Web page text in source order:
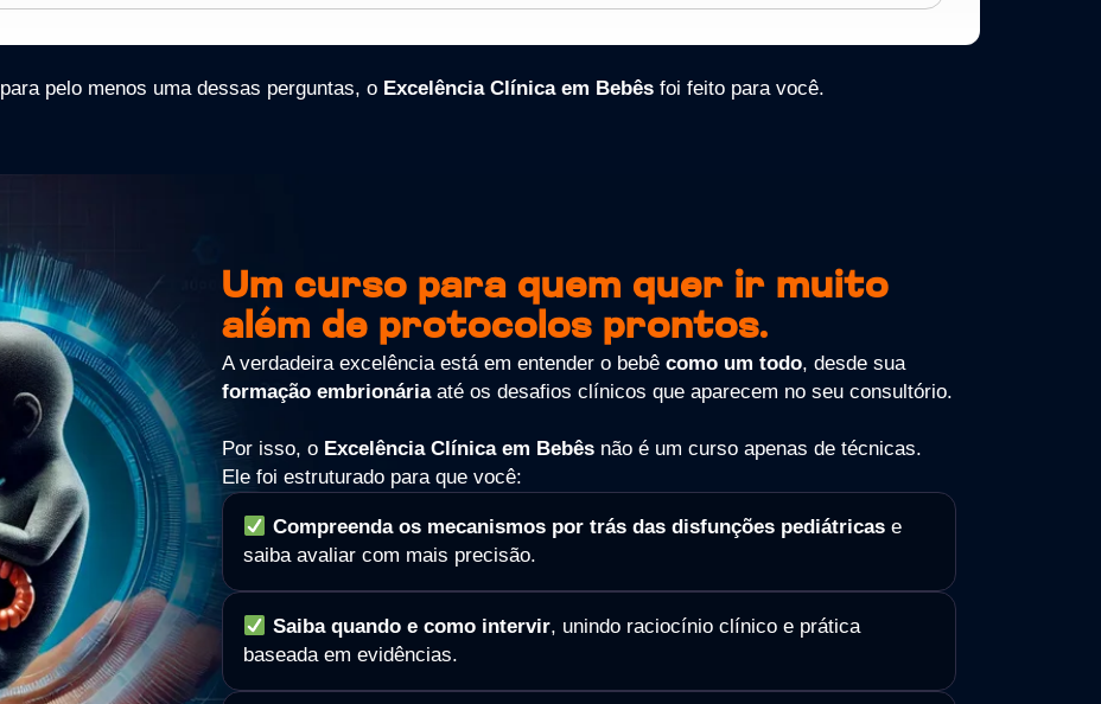
para pelo menos uma dessas perguntas, o Excelência Clínica em Bebês foi feito para você.
Um curso para quem quer ir muito
além de protocolos prontos.
A verdadeira excelência está em entender o bebêcomo um todo, desde sua
formação embrionáriaaté os desafios clínicos que aparecem no seu consultório.
Por isso, o Excelência Clínica em Bebês não é um curso apenas de técnicas.
Ele foi estruturado para que você:
Compreenda os mecanismos por trás das disfunções pediátricase
saiba avaliar com mais precisão.
Saiba quando e como intervir, unindo raciocínio clínico e prática
baseada em evidências.